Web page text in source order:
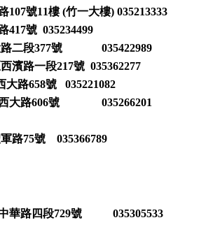
號11樓 (竹一大樓) 035213333
號 035234499
路二段377號 035422989
濱路一段217號 035362277
路658號 035221082
西大路606號 035266201
75號 035366789
路四段729號 035305533